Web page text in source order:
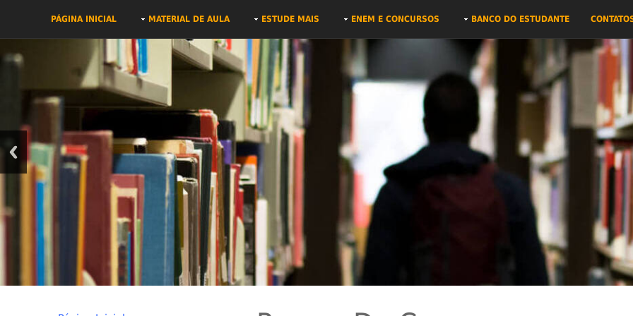
PÁGINA INICIAL MATERIAL DE AULA ESTUDE MAIS ENEM E CONCURSOS BANCO DO ESTUDANTE